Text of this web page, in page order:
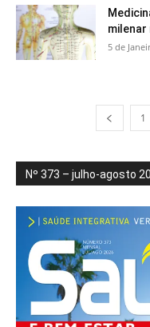
milenar
5 de
1
Nº 373 – julho-agosto